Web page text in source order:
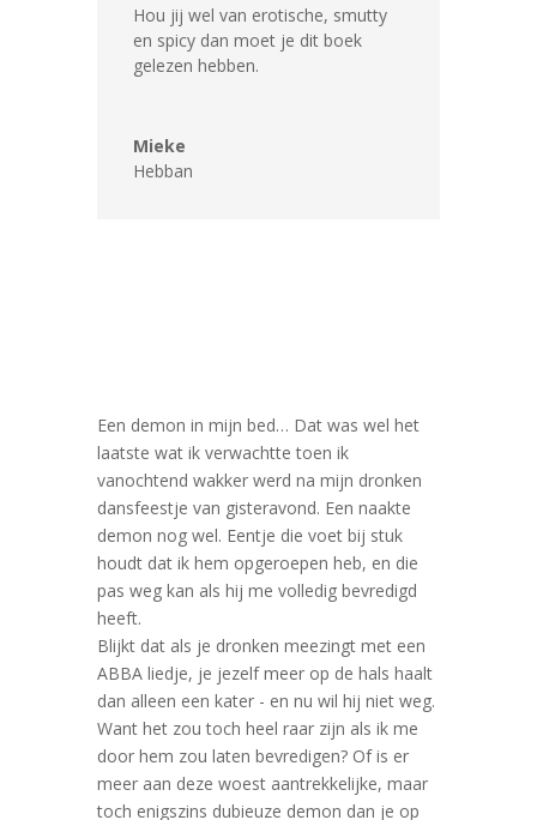
Hou jij wel van erotische, smutty
en spicy dan moet je dit boek
gelezen hebben.
Mieke
Hebban
Een demon in mijn bed… Dat was wel het
laatste wat ik verwachtte toen ik
vanochtend wakker werd na mijn dronken
dansfeestje van gisteravond. Een naakte
demon nog wel. Eentje die voet bij stuk
houdt dat ik hem opgeroepen heb, en die
pas weg kan als hij me volledig bevredigd
heeft.
Blijkt dat als je dronken meezingt met een
ABBA liedje, je jezelf meer op de hals haalt
dan alleen een kater - en nu wil hij niet weg.
Want het zou toch heel raar zijn als ik me
door hem zou laten bevredigen? Of is er
meer aan deze woest aantrekkelijke, maar
toch enigszins dubieuze demon dan je op